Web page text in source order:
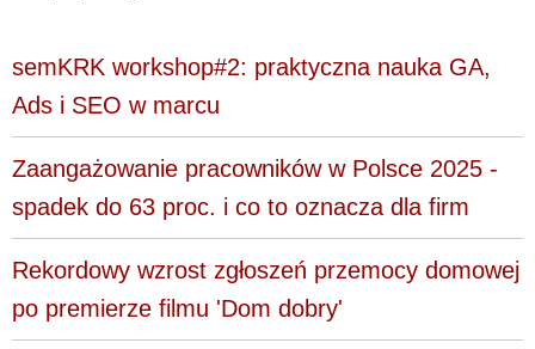
semKRK workshop#2: praktyczna nauka GA,
Ads i SEO w marcu
Zaangażowanie pracowników w Polsce 2025 -
spadek do 63 proc. i co to oznacza dla firm
Rekordowy wzrost zgłoszeń przemocy domowej
po premierze filmu 'Dom dobry'